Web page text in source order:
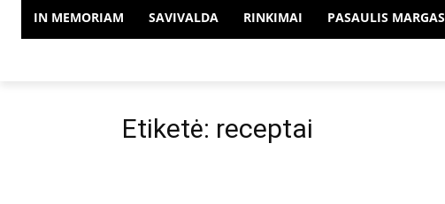
IN MEMORIAM SAVIVALDA RINKIMAI PASAULIS MARGAS
Etiketė: receptai